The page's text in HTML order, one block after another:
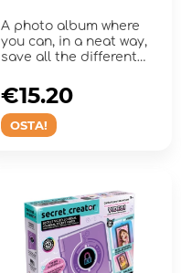
A photo album where
you can, in a neat way,
save all the different
taken...
OSTA!
€15.20